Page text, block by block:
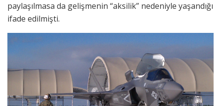
paylaşılmasa da gelişmenin “aksilik” nedeniyle yaşandığı
ifade edilmişti.